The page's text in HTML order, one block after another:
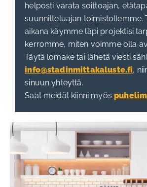
helposti varata soittoajan,
suunnitteluajan toimistollemme.
aikana käymme läpi projektisi
kerromme, miten voimme olla
Täytä lomake tai lähetä viesti
info@stadinmittakaluste.fi,
sinuun yhteyttä.
Saat meidät kiinni myös